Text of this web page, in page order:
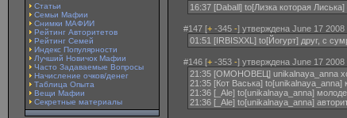
Статьи
Семьи Мафии
Снимки МАФИИ
Рейтинг Авторитетов
Рейтинг Семей
Индекс Популярности
Лучший Новичок Мафии
Часто Задаваемые Вопросы
Начисление очков/денег
Таблица Опыта
Вещи Мафии
Секретные материалы
16:37 [Daball] to[Лизка которая
#147 [+ -345 -] утверждена June 17 2008
01:51 [IRBISXXL] to[Йогурт] друг, с
#146 [+ -353 -] утверждена June 17 2008
21:35 [ОМОНОВЕЦ] unikalnaya_anna
21:35 [Кот Васька]
21:36 [_Ale] to[unikalnaya_anna]
21:36 [_Ale] to[unikalnaya_anna]